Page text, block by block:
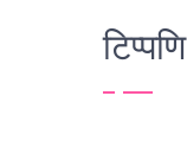
टिप्पणि